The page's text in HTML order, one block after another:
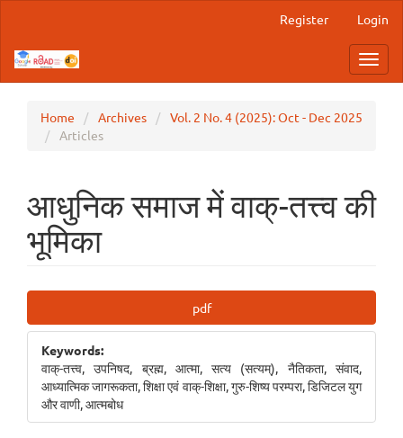
Content
Sidebar
Register Login
Home Archives
Vol. 2 No. 4 (2025): Oct - Dec 2025
Articles
आधुनिक समाज में वाक्-तत्त्व की
भूमिका
Sidebar
pdf
Keywords:
वाक्-तत्त्व, उपनिषद, ब्रह्म, आत्मा, सत्य (सत्यम्), नैतिकता, संवाद,
आध्यात्मिक जागरूकता, शिक्षा एवं वाक्-शिक्षा, गुरु-शिष्य परम्परा, डिजिटल युग
और वाणी, आत्मबोध